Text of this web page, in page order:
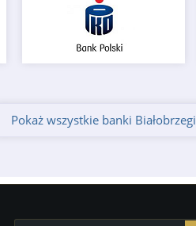
Pokaż wszystkie banki Białobrzegi